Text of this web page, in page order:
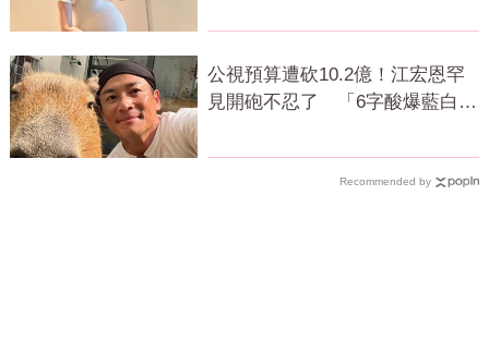
公視預算遭砍10.2億！江宏恩罕
見開砲不忍了 「6字酸爆藍白」
Recommended by